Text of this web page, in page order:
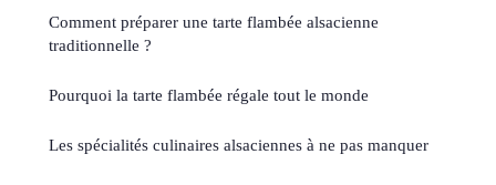
Comment préparer une tarte flambée alsacienne
traditionnelle ?
Pourquoi la tarte flambée régale tout le monde
Les spécialités culinaires alsaciennes à ne pas manquer